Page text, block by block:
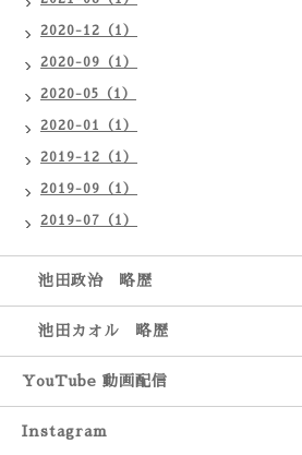
2020-12（1）
2020-09（1）
2020-05（1）
2020-01（1）
2019-12（1）
2019-09（1）
2019-07（1）
池田政治 略歴
池田カオル 略歴
YouTube 動画配信
Instagram